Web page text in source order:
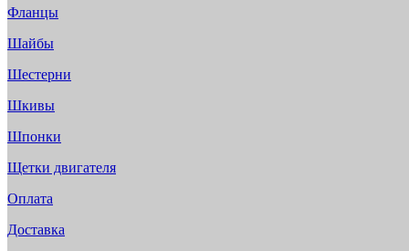
Фланцы
Шайбы
Шестерни
Шкивы
Шпонки
Щетки двигателя
Оплата
Доставка